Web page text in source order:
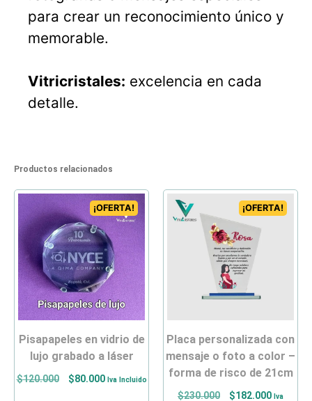
para crear un reconocimiento único y
memorable.
Vitricristales: excelencia en cada
detalle.
Productos relacionados
¡OFERTA!
pisapapeles en vidrio de
lujo grabado a láser
$120.000 $80.000 Iva Incluido
¡OFERTA!
placa personalizada con
mensaje o foto a color –
forma de risco de 21cm
$230.000 $182.000 Iva